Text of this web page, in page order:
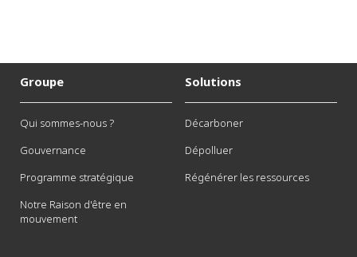
Groupe
Qui sommes-nous ?
Gouvernance
Programme stratégique
Notre Raison d'être en
mouvement
Solutions
Décarboner
Dépolluer
Régénérer les ressources